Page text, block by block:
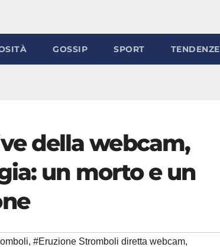
GOSSIP SPORT TENDENZE
della webcam,
un morto e un
, #Eruzione Stromboli diretta webcam,